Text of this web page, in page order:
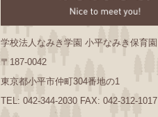
学校法人なみき学園 小平なみき保育園
〒187-0042
東京都小平市仲町304番地の1
TEL: 042-344-2030 FAX: 042-312-1017